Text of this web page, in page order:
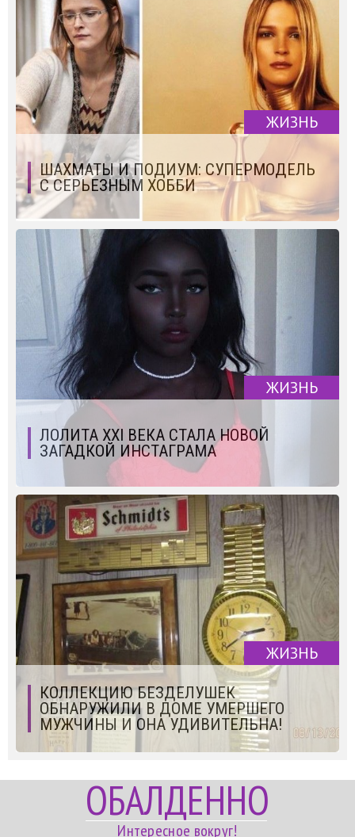
ЖИЗНЬ
ШАХМАТЫ И ПОДИУМ: СУПЕРМОДЕЛЬ
С СЕРЬЕЗНЫМ ХОББИ
ЖИЗНЬ
ЛОЛИТА XXI ВЕКА СТАЛА НОВОЙ
ЗАГАДКОЙ ИНСТАГРАМА
ЖИЗНЬ
КОЛЛЕКЦИЮ БЕЗДЕЛУШЕК
ОБНАРУЖИЛИ В ДОМЕ УМЕРШЕГО
МУЖЧИНЫ И ОНА УДИВИТЕЛЬНА!
ОБАЛДЕННО
Интересное вокруг!